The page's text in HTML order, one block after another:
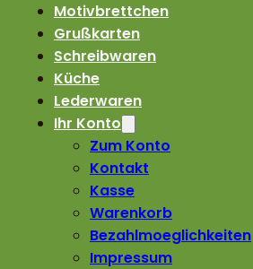
Motivbrettchen
Grußkarten
Schreibwaren
Küche
Lederwaren
Ihr Konto
Zum Konto
Kontakt
Kasse
Warenkorb
Bezahlmoeglichkeiten
Impressum